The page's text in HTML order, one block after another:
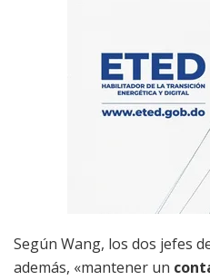
Según Wang, los dos jefes
además, «mantener un